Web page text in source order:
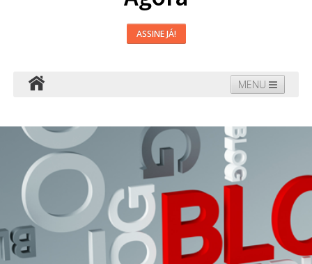
ASSINE JÁ!
MENU
Domínios Blog Suporte